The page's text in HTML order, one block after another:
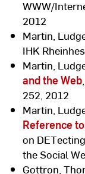
WWW/
2012
Martin,
IHK
Martin,
and the Web
252, 2012
Martin,
Reference
on
the Social
Gottron,